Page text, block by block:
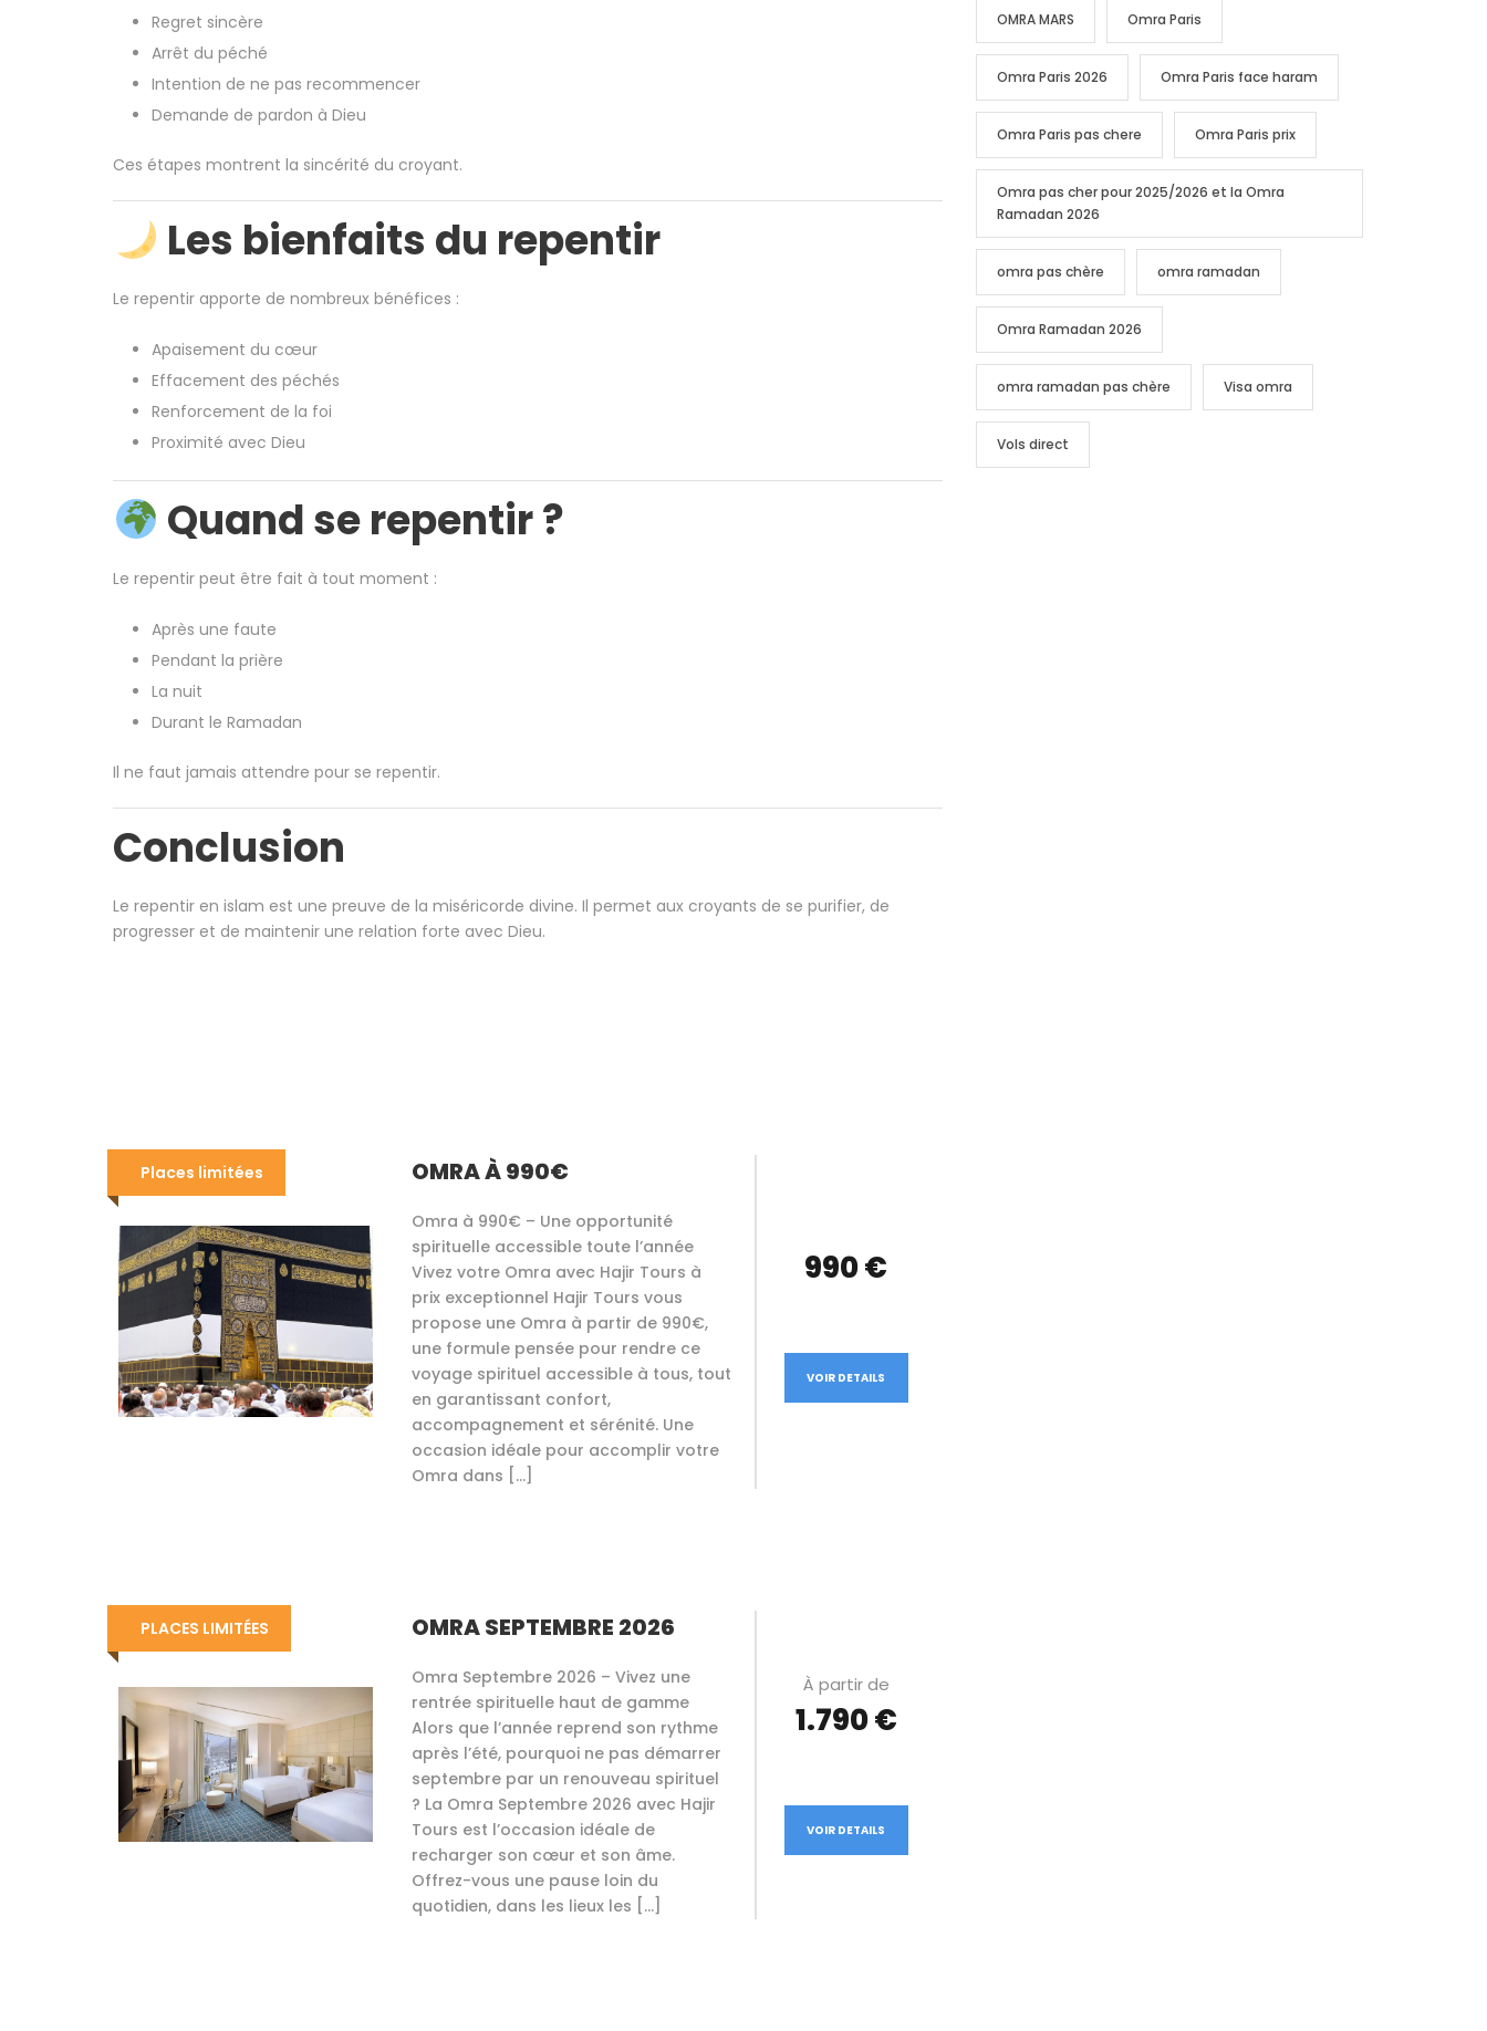
Regret sincère
Arrêt du péché
Intention de ne pas recommencer
Demande de pardon à Dieu
Ces étapes montrent la sincérité du croyant.
Les bienfaits du repentir
Le repentir apporte de nombreux bénéfices :
Apaisement du cœur
Effacement des péchés
Renforcement de la foi
Proximité avec Dieu
Quand se repentir ?
Le repentir peut être fait à tout moment :
Après une faute
Pendant la prière
La nuit
Durant le Ramadan
Il ne faut jamais attendre pour se repentir.
Conclusion
Le repentir en islam est une preuve de la miséricorde divine. Il permet aux croyants de se purifier, de
progresser et de maintenir une relation forte avec Dieu.
Places limitées OMRA À 990€
Omra à 990€ – Une opportunité
spirituelle accessible toute l’année
Vivez votre Omra avec Hajir Tours à
prix exceptionnel Hajir Tours vous
propose une Omra à partir de 990€,
une formule pensée pour rendre ce
voyage spirituel accessible à tous, tout
en garantissant confort,
accompagnement et sérénité. Une
occasion idéale pour accomplir votre
Omra dans […]
990 €
VOIR DETAILS
PLACES LIMITÉES OMRA SEPTEMBRE 2026
Omra Septembre 2026 – Vivez une
rentrée spirituelle haut de gamme
Alors que l’année reprend son rythme
après l’été, pourquoi ne pas démarrer
septembre par un renouveau spirituel
? La Omra Septembre 2026 avec Hajir
Tours est l’occasion idéale de
recharger son cœur et son âme.
Offrez-vous une pause loin du
quotidien, dans les lieux les […]
À partir de
1.790 €
VOIR DETAILS
OMRA MARS Omra Paris
Omra Paris 2026 Omra Paris face haram
Omra Paris pas chere Omra Paris prix
Omra pas cher pour 2025/2026 et la Omra
Ramadan 2026
omra pas chère omra ramadan
Omra Ramadan 2026
omra ramadan pas chère Visa omra
Vols direct